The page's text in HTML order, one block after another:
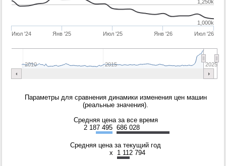
Июл '24 Янв '25 Июл '25 Янв '26 Июл '26
2010 2015 2025
1,000k
1,250k
Параметры для сравнения динамики изменения цен машин
(реальные значения).
Средняя цена за все время
2 187 495 686 028
Средняя цена за текущий год
x 1 112 794